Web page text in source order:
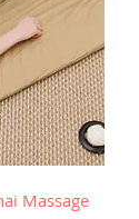
Massage